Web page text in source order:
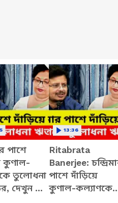
পাশে
কুণাল-
তুলোধনা
দেখুন কী
Ritabrata
Banerjee:
পাশে দাঁড়িয়ে
কুণাল-কল্যাণকে
13:36